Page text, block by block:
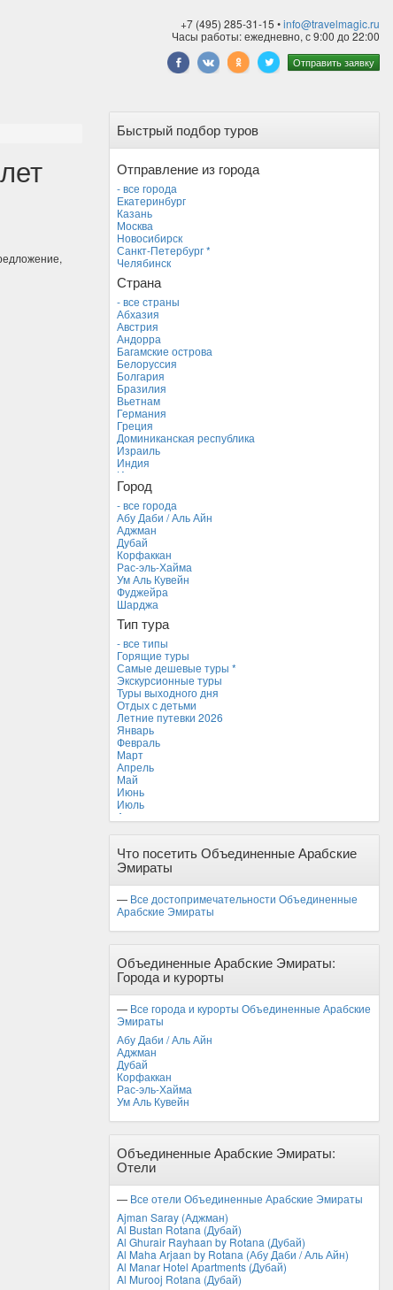
+7 (495) 285-31-15 •info@travelmagic.ru
Часы работы: ежедневно, с 9:00 до 22:00
Отправить заявку
Быстрый подбор туров
Отправление из города
- все города
Екатеринбург
Казань
Москва
Новосибирск
Санкт-Петербург *
Челябинск
Страна
- все страны
Абхазия
Австрия
Андорра
Багамские острова
Белоруссия
Болгария
Бразилия
Вьетнам
Германия
Греция
Доминиканская республика
Израиль
Индия
Индонезия
Иордания
Италия
Камбоджа
Кипр
Куба
Мальдивские острова
Мальта
Новая Зеландия
Объединенные Арабские Эмираты *
Перу
Россия
Таиланд
Тунис
Турция
Финляндия
Франция
Хорватия
Черногория
Чехия
Город
- все города
Абу Даби / Аль Айн
Аджман
Дубай
Корфаккан
Рас-эль-Хайма
Ум Аль Кувейн
Фуджейра
Шарджа
Тип тура
- все типы
Горящие туры
Самые дешевые туры *
Экскурсионные туры
Туры выходного дня
Отдых с детьми
Летние путевки 2026
Январь
Февраль
Март
Апрель
Май
Июнь
Июль
Август
Ноябрь
Декабрь
Что посетить Объединенные Арабские
Эмираты
— Все достопримечательности Объединенные
Арабские Эмираты
Объединенные Арабские Эмираты:
Города и курорты
— Все города и курорты Объединенные Арабские
Эмираты
Абу Даби / Аль Айн
Аджман
Дубай
Корфаккан
Рас-эль-Хайма
Ум Аль Кувейн
Объединенные Арабские Эмираты:
Отели
— Все отели Объединенные Арабские Эмираты
Ajman Saray (Аджман)
Al Bustan Rotana (Дубай)
Al Ghurair Rayhaan by Rotana (Дубай)
Al Maha Arjaan by Rotana (Абу Даби / Аль Айн)
Al Manar Hotel Apartments (Дубай)
Al Murooj Rotana (Дубай)